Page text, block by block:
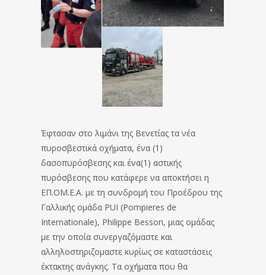
Έφτασαν στο λιμάνι της Βενετίας τα νέα
πυροσβεστικά οχήματα, ένα (1)
δασοπυρόσβεσης και ένα(1) αστικής
πυρόσβεσης που κατάφερε να αποκτήσει η
ΕΠ.ΟΜ.Ε.Α. με τη συνδρομή του Προέδρου της
Γαλλικής ομάδα PUI (Pompieres de
Internationale), Philippe Besson, μιας ομάδας
με την οποία συνεργαζόμαστε και
αλληλοστηριζομαστε κυρίως σε καταστάσεις
έκτακτης ανάγκης. Τα οχήματα που θα